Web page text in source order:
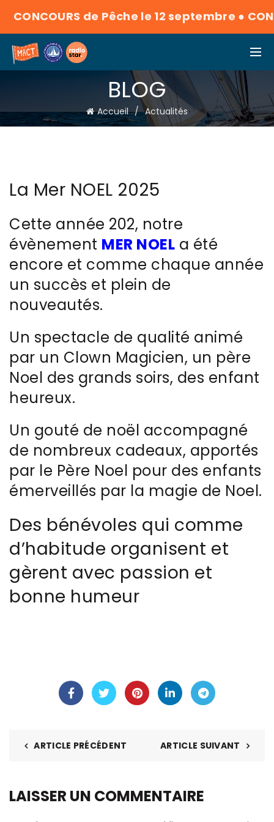
CONCOURS de Pêche le 12 septembre●
BLOG
Accueil Actualités
La Mer NOEL 2025
Cette année 202, notre
évènement MER NOEL a été
encore et comme chaque année
un succès et plein de
nouveautés.
Un spectacle de qualité animé
par un Clown Magicien, un père
Noel des grands soirs, des enfant
heureux.
Un gouté de noël accompagné
de nombreux cadeaux, apportés
par le Père Noel pour des enfants
émerveillés par la magie de Noel.
Des bénévoles qui comme
d’habitude organisent et
gèrent avec passion et
bonne humeur
ARTICLE PRÉCÉDENT ARTICLE SUIVANT
LAISSER UN COMMENTAIRE